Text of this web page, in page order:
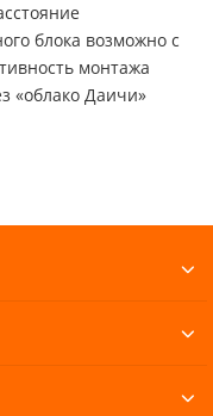
блока возможно с
монтажа
«облако Даичи»